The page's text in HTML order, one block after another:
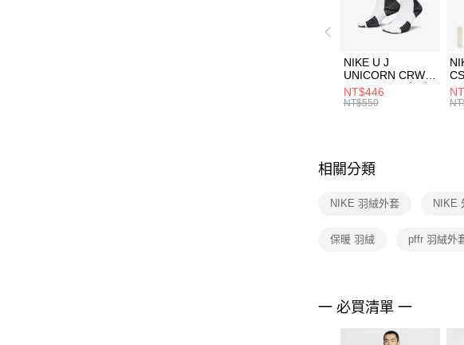
NIKE U J
UNICORN CRW
1PR -160 男女 中
統襪 FZ3393100
NT$446
NT$550
女
相關分類
NIKE 羽絨外套 NIKE
保暖 羽絨 pffr 羽絨外
一 必買清單 一